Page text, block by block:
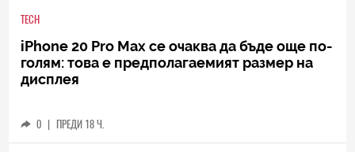
TECH
iPhone 20 Pro Max се очаква да бъде още по-
голям: това е предполагаемият размер на
дисплея
0 | ПРЕДИ 18 Ч.